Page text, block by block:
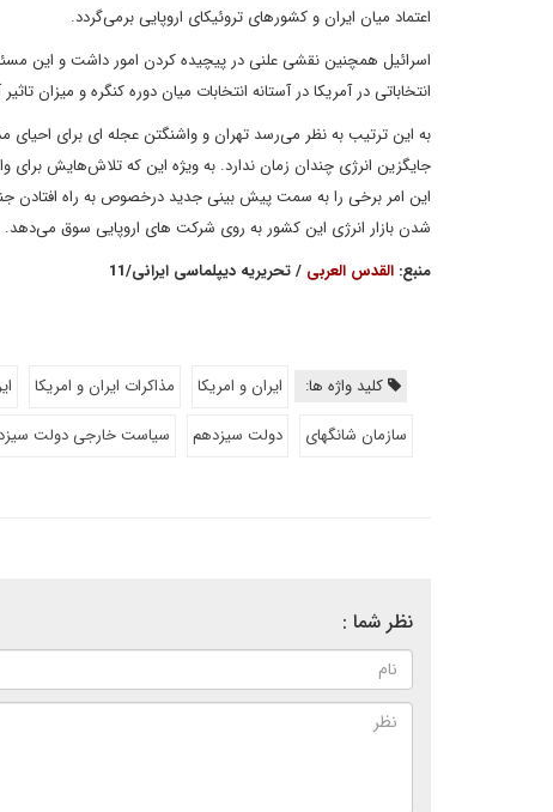
اعتماد میان ایران و کشورهای تروئیکای اروپایی برمی‌گردد.
اسرائیل همچنین نقشی علنی در پیچیده کردن امور داشت و این
انتخاباتی در آمریکا در آستانه انتخابات میان دوره کنگره و میزان
به این ترتیب به نظر می‌رسد تهران و واشنگتن عجله ای برای احیای
جایگزین انرژی چندان زمان ندارد. به ویژه این که تلاش‌هایش برای
این امر برخی را به سمت پیش بینی جدید درخصوص به راه افتادن
شدن بازار انرژی این کشور به روی شرکت های اروپایی سوق می‌دهد.
منبع: القدس العربی / تحریریه دیپلماسی ایرانی/11
کلید واژه ها: ایران و امریکا مذاکرات ایران و امریکا
سازمان شانگهای
دولت سیزدهم سیاست خارجی دولت
نظر شما :